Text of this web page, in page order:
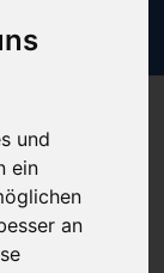
und
ein
an